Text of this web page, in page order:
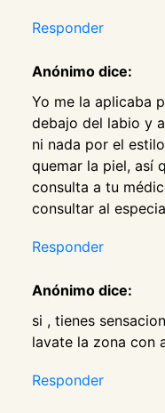
Responder
Anónimo dice:
Yo me la aplicaba
debajo del labio y
ni nada por el
quemar la piel, así
consulta a tu
consultar al
Responder
Anónimo dice:
si , tienes
lavate la zona con
Responder